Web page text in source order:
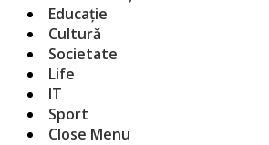
Educație
Cultură
Societate
Life
IT
Sport
Close Menu